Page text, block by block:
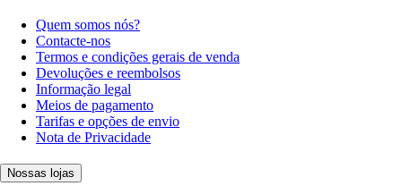
Quem somos nós?
Contacte-nos
Termos e condições gerais de venda
Devoluções e reembolsos
Informação legal
Meios de pagamento
Tarifas e opções de envio
Nota de Privacidade
Nossas lojas